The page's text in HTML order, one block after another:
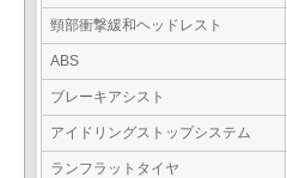
頸部衝撃緩和ヘッドレスト
ABS
ブレーキアシスト
アイドリングストップシステム
ランフラットタイヤ